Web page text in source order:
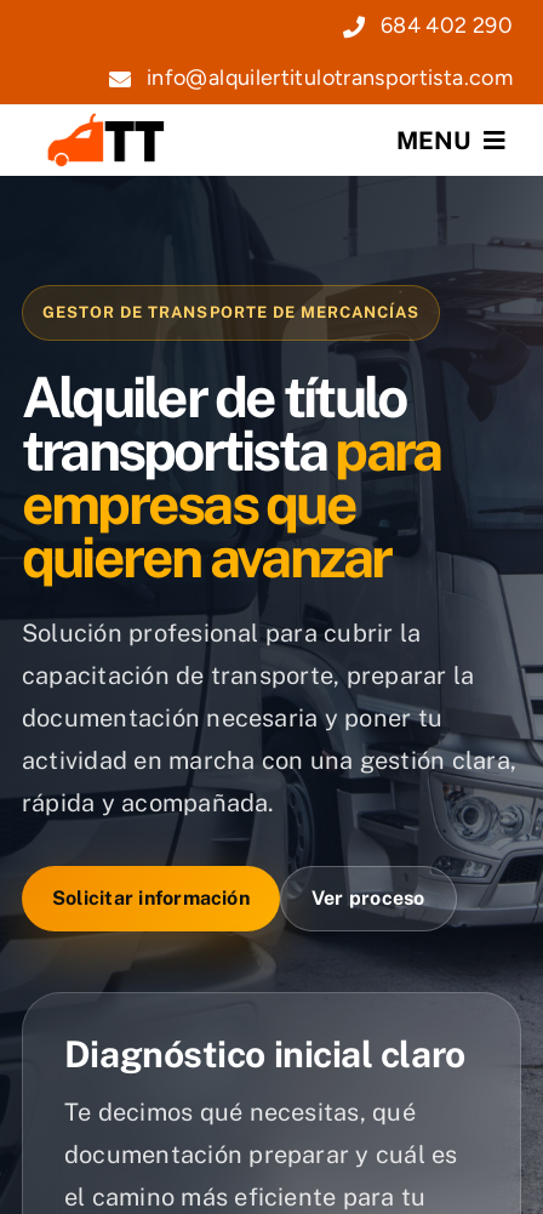
684 402 290
info@alquilertitulotransportista.com
MENU
Servicios
Noticias
Contacto
GESTOR DE TRANSPORTE DE MERCANCÍAS
Alquiler de título
transportistapara
empresas que
quieren avanzar
Solución profesional para cubrir la
capacitación de transporte, preparar la
documentación necesaria y poner tu
actividad en marcha con una gestión clara,
rápida y acompañada.
Solicitar información Ver proceso
Diagnóstico inicial claro
Te decimos qué necesitas, qué
documentación preparar y cuál es
el camino más eficiente para tu